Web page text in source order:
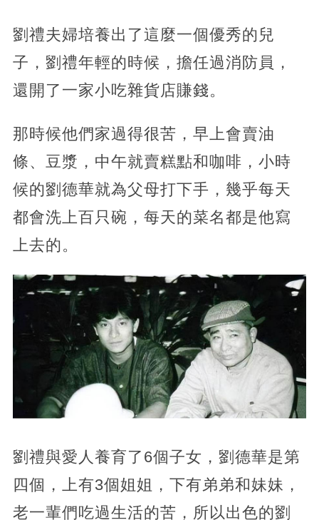
劉禮夫婦培養出了這麼一個優秀的兒
子，劉禮年輕的時候，擔任過消防員，
還開了一家小吃雜貨店賺錢。
那時候他們家過得很苦，早上會賣油
條、豆漿，中午就賣糕點和咖啡，小時
候的劉德華就為父母打下手，幾乎每天
都會洗上百只碗，每天的菜名都是他寫
上去的。
劉禮與愛人養育了6個子女，劉德華是第
四個，上有3個姐姐，下有弟弟和妹妹，
老一輩們吃過生活的苦，所以出色的劉